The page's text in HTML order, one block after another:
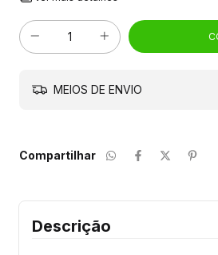
MEIOS DE ENVIO
Compartilhar
Descrição